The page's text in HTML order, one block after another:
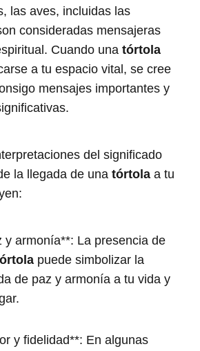
las aves, incluidas las
consideradas mensajeras
Cuando una tórtola
a tu espacio vital, se cree
mensajes importantes y
del significado
la llegada de una tórtola a tu
y armonía**: La presencia de
puede simbolizar la
de paz y armonía a tu vida y
y fidelidad**: En algunas